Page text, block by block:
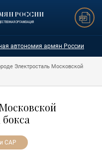
РОССИИ
ОРГАНИЗАЦИЯ
автономия армян России
Электросталь Московской
САР